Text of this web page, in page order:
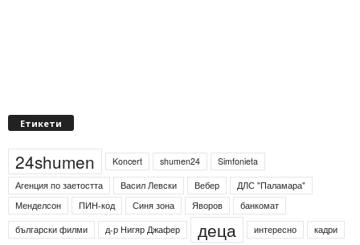
Етикети
24shumen Koncert shumen24
Simfonieta
Агенция по заетостта
Васил Левски Вебер
ДЛС "Паламара"
Менделсон
ПИН-код Синя зона Яворов
банкомат
български филми
д-р Нигяр Джафер деца интересно кадри